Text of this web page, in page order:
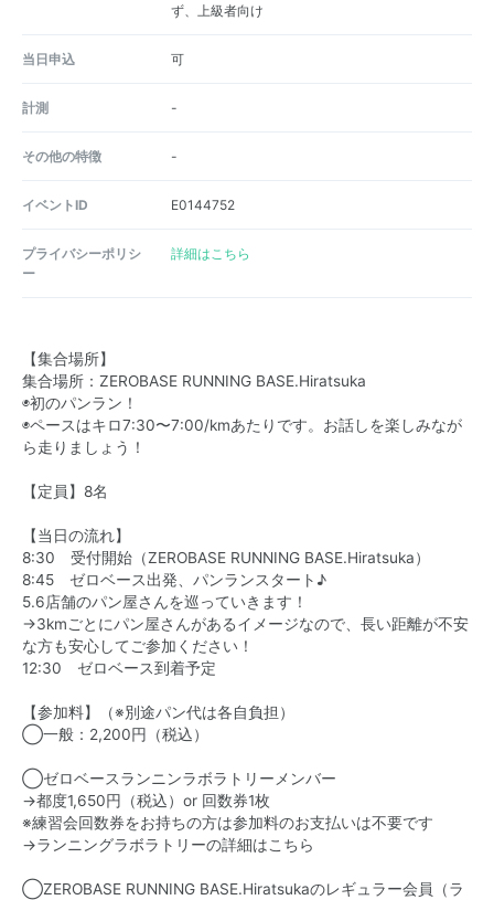
ず、上級者向け
当日申込 可
計測 -
その他の特徴 -
イベントID E0144752
プライバシーポリシ
ー
詳細はこちら
【集合場所】
集合場所： ZEROBASE RUNNING BASE.Hiratsuka
◉初のパンラン！
◉ペースはキロ7:30〜7:00/kmあたりです。お話しを楽しみなが
ら走りましょう！
【定員】8名
【当日の流れ】
8:30 受付開始（ZEROBASE RUNNING BASE.Hiratsuka）
8:45 ゼロベース出発、パンランスタート♪
5.6店舗のパン屋さんを巡っていきます！
→3kmごとにパン屋さんがあるイメージなので、長い距離が不安
な方も安心してご参加ください！
12:30 ゼロベース到着予定
【参加料】（※別途パン代は各自負担）
◯一般：2,200円（税込）
◯ゼロベースランニンラボラトリーメンバー
→都度1,650円（税込）or 回数券1枚
※練習会回数券をお持ちの方は参加料のお支払いは不要です
→ランニングラボラトリーの詳細はこちら
◯ZEROBASE RUNNING BASE.Hiratsukaのレギュラー会員（ラ